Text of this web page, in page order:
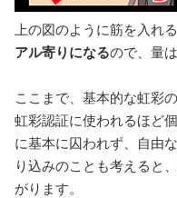
上の図のように筋を入れ
アル寄りになるので、量
ここまで、基本的な虹彩
虹彩認証に使われるほど
に基本に囚われず、自由
り込みのことも考えると
がります。